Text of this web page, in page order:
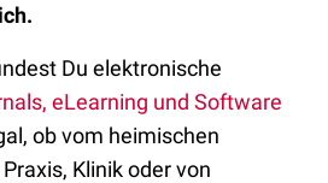
Du elektronische
eLearning und Software
ob vom heimischen
Klinik oder von